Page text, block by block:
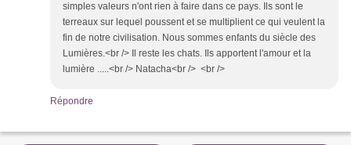
simples valeurs n'ont rien à faire dans ce pays. Ils sont le
terreaux sur lequel poussent et se multiplient ce qui veulent la
fin de notre civilisation. Nous sommes enfants du siècle des
Lumières.<br /> Il reste les chats. Ils apportent l'amour et la
lumière .....<br /> Natacha<br /> <br />
Répondre